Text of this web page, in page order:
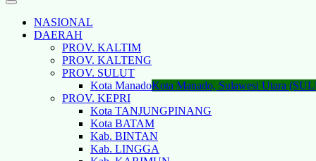
NASIONAL
DAERAH
PROV. KALTIM
PROV. KALTENG
PROV. SULUT
Kota ManadoKota Manado, Sulawesi Utara
PROV. KEPRI
Kota TANJUNGPINANG
Kota BATAM
Kab. BINTAN
Kab. LINGGA